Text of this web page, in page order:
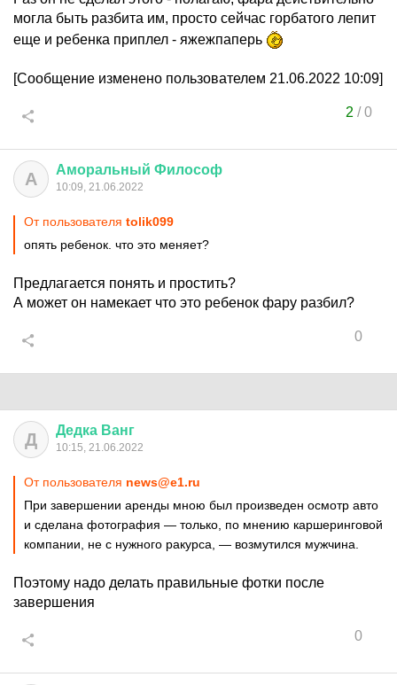
могла быть разбита им, просто сейчас горбатого лепит
еще и ребенка приплел - яжежпаперь
[Сообщение изменено пользователем 21.06.2022 10:09]
2 /0
А Аморальный Философ
10:09, 21.06.2022
От пользователя tolik099
опять ребенок. что это меняет?
Предлагается понять и простить?
А может он намекает что это ребенок фару разбил?
0
Д Дедка Ванг
10:15, 21.06.2022
От пользователя news@e1.ru
При завершении аренды мною был произведен осмотр авто
и сделана фотография — только, по мнению каршеринговой
компании, не с нужного ракурса, — возмутился мужчина.
Поэтому надо делать правильные фотки после
завершения
0